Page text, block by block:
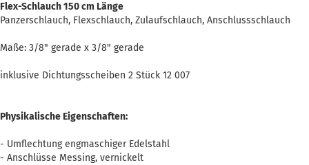
Flex-Schlauch 150 cm Länge
Panzerschlauch, Flexschlauch, Zulaufschlauch, Anschlussschlauch
Maße: 3/8" gerade x 3/8" gerade
inklusive Dichtungsscheiben 2 Stück 12 007
Physikalische Eigenschaften:
- Umflechtung engmaschiger Edelstahl
- Anschlüsse Messing, vernickelt